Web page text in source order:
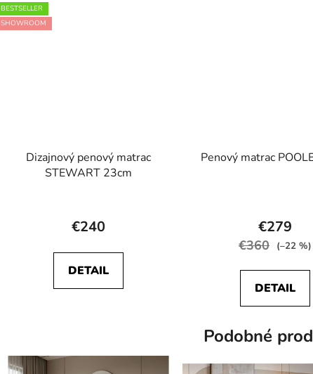
BESTSELLER
SHOWROOM
Dizajnový penový matrac
STEWART 23cm
hodnotenie
je
5,0
€240
DETAIL
Penový matrac
produktu
z
€279
€360 (–22 %)
DETAIL
Podobné